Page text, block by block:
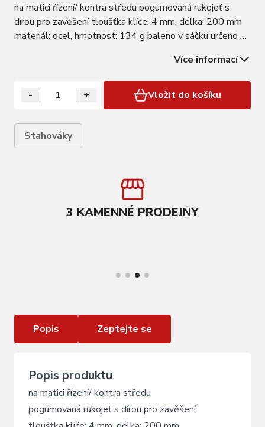
na matici řízení/ kontra středu pogumovaná rukojeť s
dírou pro zavěšení tloušťka klíče: 4 mm, délka: 200 mm
materiál: ocel, hmotnost: 134 g baleno v sáčku určeno k
Více informací
- + Vložit do košíku
Stahováky
3 KAMENNÉ PRODEJNY
Popis Zeptejte se
Popis produktu
na matici řízení/ kontra středu
pogumovaná rukojeť s dírou pro zavěšení